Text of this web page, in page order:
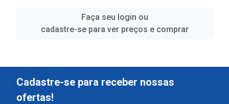
Faça seu login ou
cadastre-se para ver preços e comprar
Cadastre-se para receber nossas
ofertas!